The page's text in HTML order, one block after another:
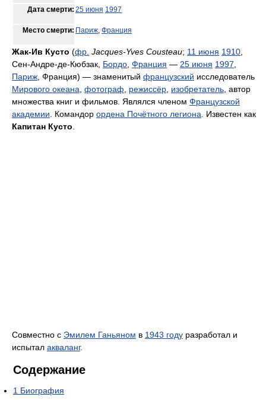
Дата смерти: 25 июня 1997
Место смерти: Париж, Франция
Жак-Ив Кусто (фр. Jacques-Yves Cousteau; 11 июня 1910
Сен-Андре-де-Кюбзак, Бордо Франция — 25 июня 1997
Париж , Франция) — знаменитый французский исследователь
Мирового океана фотограф режиссёр изобретатель , автор
множества книг и фильмов. Являлся членом Французской
академии . Командор ордена Почётного легиона . Известен как
Капитан Кусто
Совместно с Эмилем Ганьяном в 1943 году разработал и
испытал акваланг.
Содержание
1 Биография